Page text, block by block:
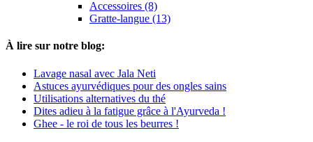
Accessoires (8)
Gratte-langue (13)
À lire sur notre blog:
Lavage nasal avec Jala Neti
Astuces ayurvédiques pour des ongles sains
Utilisations alternatives du thé
Dites adieu à la fatigue grâce à l'Ayurveda !
Ghee - le roi de tous les beurres !